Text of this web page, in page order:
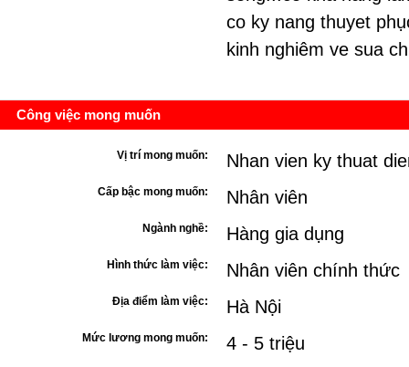
co ky nang thuyet
kinh nghiêm ve sua
Công việc mong muốn
Vị trí mong muốn: Nhan vien ky thuat
Cấp bậc mong muốn: Nhân viên
Ngành nghề: Hàng gia dụng
Hình thức làm việc: Nhân viên chính thức
Địa điểm làm việc: Hà Nội
Mức lương mong muốn: 4 - 5 triệu